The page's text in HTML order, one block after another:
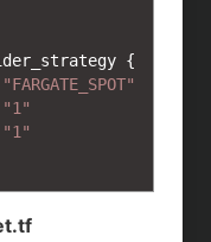
{
"FARGATE_SPOT"
"1"
"1"